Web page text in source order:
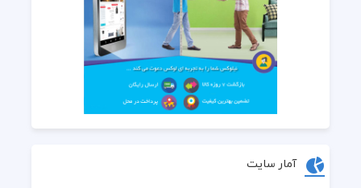
آمار سایت